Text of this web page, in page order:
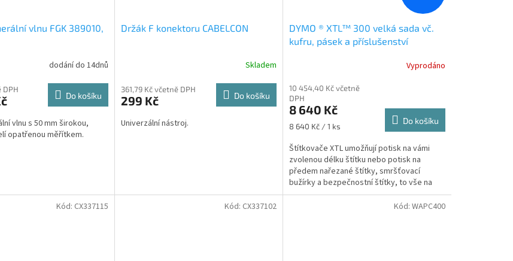
vlnu FGK 389010,
dodání do 14dnů
DPH
Do košíku
vlnu s 50 mm širokou,
opatřenou měřítkem.
Držák F konektoru CABELCON
Skladem
361,79 Kč včetně DPH
299 Kč Do košíku
Univerzální nástroj.
DYMO ® XTL™ 300 velká sada vč.
kufru, pásek a příslušenství
Vyprodáno
10 454,40 Kč včetně
DPH
8 640 Kč
Měrná
8 640 Kč / 1 ks
Do košíku
Štítkovače XTL umožňují potisk na vámi
zvolenou délku štítku nebo potisk na
předem nařezané štítky, smršťovací
bužírky a bezpečnostní štítky, to vše na
jediném štítkovači....
Kód: CX337115 Kód: CX337102 Kód: WAPC400